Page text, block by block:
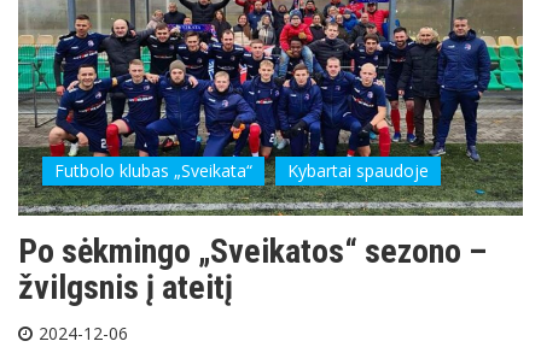
Futbolo klubas „Sveikata“ Kybartai spaudoje
Po sėkmingo „Sveikatos“ sezono –
žvilgsnis į ateitį
2024-12-06